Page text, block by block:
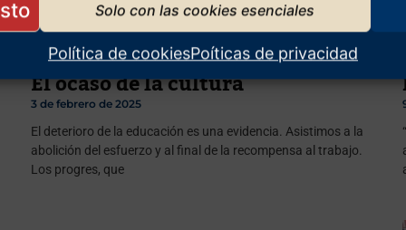
Política de cookiesPoíticas de privacidad
El ocaso de la cultura
3 de febrero de 2025
El deterioro de la educación es una evidencia. Asistimos a la
abolición del esfuerzo y al final de la recompensa al trabajo.
Los progres, que